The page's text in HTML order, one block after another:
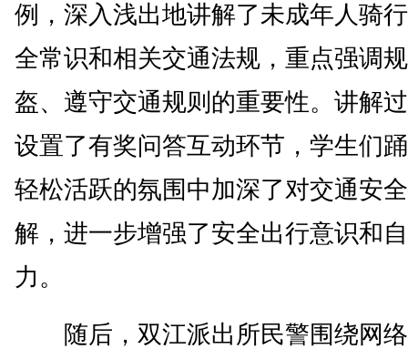
例，深入浅出地讲解了未成年人骑
全常识和相关交通法规，重点强调
盔、遵守交通规则的重要性。讲解
设置了有奖问答互动环节，学生们
轻松活跃的氛围中加深了对交通安
解，进一步增强了安全出行意识和
力。
随后，双江派出所民警围绕网络